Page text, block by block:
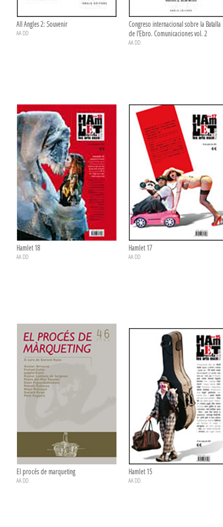
All Angles 2: Souvenir
AA DD
Congreso internacional sobre la Batalla
de l’Ebro. Comunicaciones vol. 2
AA DD
Hamlet 18
AA DD
Hamlet 17
AA DD
El procés de marqueting
AA DD
Hamlet 15
AA DD